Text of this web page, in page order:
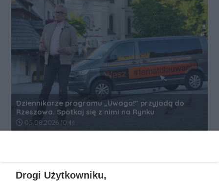
Dziennikarze programu „Uwaga!” przyjadą do
Rzeszowa. Spotkaj się z nimi na Rynku
Data dodania artykułu:
05.08.2026 10:44
Drogi Użytkowniku,